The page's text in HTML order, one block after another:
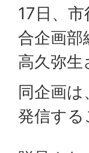
17日、
合企画部
高久弥生
同企画
発信する